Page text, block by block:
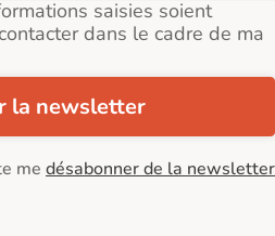
saisies soient
dans le cadre de ma
la newsletter
me désabonner de la newsletter